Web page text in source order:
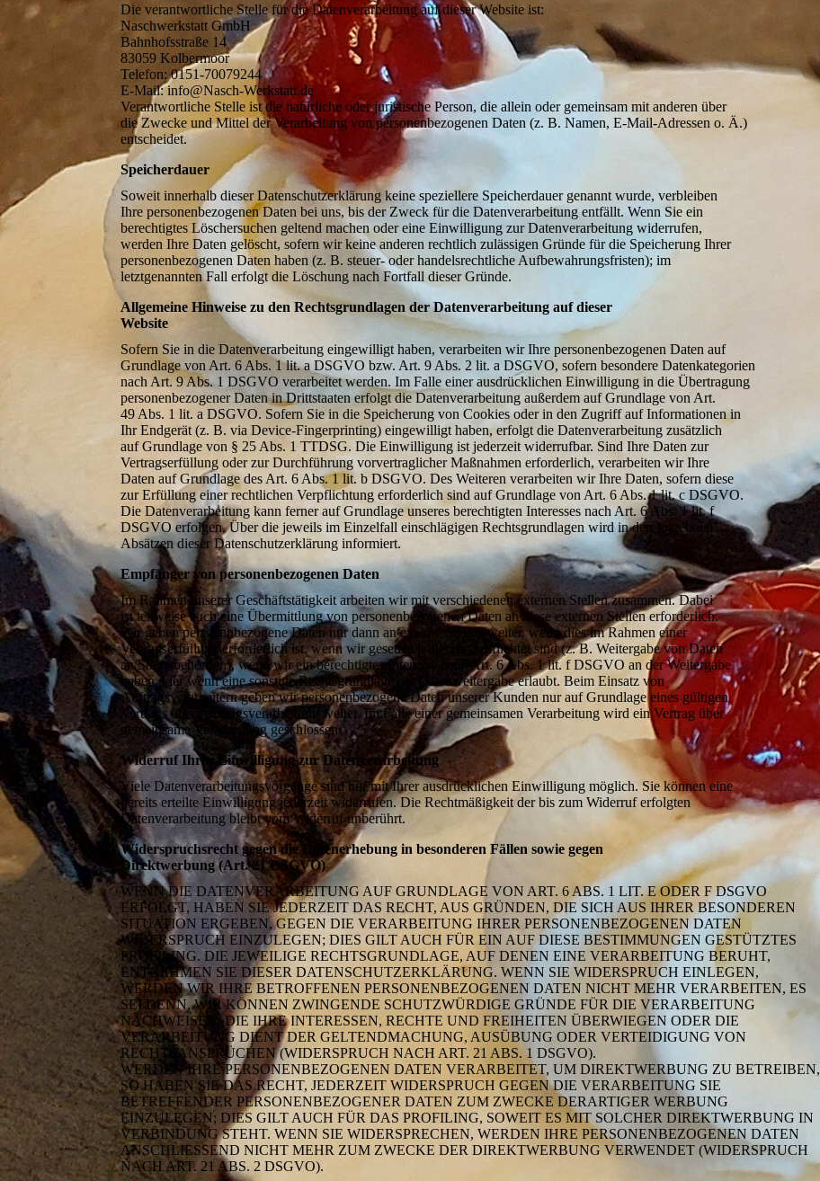
Die verantwortliche Stelle für die Datenverarbeitung auf dieser Website ist:
Naschwerkstatt GmbH
Bahnhofsstraße 14
83059 Kolbermoor
Telefon: 0151-70079244
E-Mail: info@Nasch-Werkstatt.de
Verantwortliche Stelle ist die natürliche oder juristische Person, die allein oder gemeinsam mit anderen über
die Zwecke und Mittel der Verarbeitung von personenbezogenen Daten (z. B. Namen, E-Mail-Adressen o. Ä.)
entscheidet.
Speicherdauer
Soweit innerhalb dieser Datenschutzerklärung keine speziellere Speicherdauer genannt wurde, verbleiben
Ihre personenbezogenen Daten bei uns, bis der Zweck für die Datenverarbeitung entfällt. Wenn Sie ein
berechtigtes Löschersuchen geltend machen oder eine Einwilligung zur Datenverarbeitung widerrufen,
werden Ihre Daten gelöscht, sofern wir keine anderen rechtlich zulässigen Gründe für die Speicherung Ihrer
personenbezogenen Daten haben (z. B. steuer- oder handelsrechtliche Aufbewahrungsfristen); im
letztgenannten Fall erfolgt die Löschung nach Fortfall dieser Gründe.
Allgemeine Hinweise zu den Rechtsgrundlagen der Datenverarbeitung auf dieser
Website
Sofern Sie in die Datenverarbeitung eingewilligt haben, verarbeiten wir Ihre personenbezogenen Daten auf
Grundlage von Art. 6 Abs. 1 lit. a DSGVO bzw. Art. 9 Abs. 2 lit. a DSGVO, sofern besondere Datenkategorien
nach Art. 9 Abs. 1 DSGVO verarbeitet werden. Im Falle einer ausdrücklichen Einwilligung in die Übertragung
personenbezogener Daten in Drittstaaten erfolgt die Datenverarbeitung außerdem auf Grundlage von Art.
49 Abs. 1 lit. a DSGVO. Sofern Sie in die Speicherung von Cookies oder in den Zugriff auf Informationen in
Ihr Endgerät (z. B. via Device-Fingerprinting) eingewilligt haben, erfolgt die Datenverarbeitung zusätzlich
auf Grundlage von § 25 Abs. 1 TTDSG. Die Einwilligung ist jederzeit widerrufbar. Sind Ihre Daten zur
Vertragserfüllung oder zur Durchführung vorvertraglicher Maßnahmen erforderlich, verarbeiten wir Ihre
Daten auf Grundlage des Art. 6 Abs. 1 lit. b DSGVO. Des Weiteren verarbeiten wir Ihre Daten, sofern diese
zur Erfüllung einer rechtlichen Verpflichtung erforderlich sind auf Grundlage von Art. 6 Abs. 1 lit. c DSGVO.
Die Datenverarbeitung kann ferner auf Grundlage unseres berechtigten Interesses nach Art. 6 Abs. 1 lit. f
DSGVO erfolgen. Über die jeweils im Einzelfall einschlägigen Rechtsgrundlagen wird in den folgenden
Absätzen dieser Datenschutzerklärung informiert.
Empfänger von personenbezogenen Daten
Im Rahmen unserer Geschäftstätigkeit arbeiten wir mit verschiedenen externen Stellen zusammen. Dabei
ist teilweise auch eine Übermittlung von personenbezogenen Daten an diese externen Stellen erforderlich.
Wir geben personenbezogene Daten nur dann an externe Stellen weiter, wenn dies im Rahmen einer
Vertragserfüllung erforderlich ist, wenn wir gesetzlich hierzu verpflichtet sind (z. B. Weitergabe von Daten
an Steuerbehörden), wenn wir ein berechtigtes Interesse nach Art. 6 Abs. 1 lit. f DSGVO an der Weitergabe
haben oder wenn eine sonstige Rechtsgrundlage die Datenweitergabe erlaubt. Beim Einsatz von
Auftragsverarbeitern geben wir personenbezogene Daten unserer Kunden nur auf Grundlage eines gültigen
Vertrags über Auftragsverarbeitung weiter. Im Falle einer gemeinsamen Verarbeitung wird ein Vertrag über
gemeinsame Verarbeitung geschlossen.
Widerruf Ihrer Einwilligung zur Datenverarbeitung
Viele Datenverarbeitungsvorgänge sind nur mit Ihrer ausdrücklichen Einwilligung möglich. Sie können eine
bereits erteilte Einwilligung jederzeit widerrufen. Die Rechtmäßigkeit der bis zum Widerruf erfolgten
Datenverarbeitung bleibt vom Widerruf unberührt.
Widerspruchsrecht gegen die Datenerhebung in besonderen Fällen sowie gegen
Direktwerbung (Art. 21 DSGVO)
WENN DIE DATENVERARBEITUNG AUF GRUNDLAGE VON ART. 6 ABS. 1 LIT. E ODER F DSGVO
ERFOLGT, HABEN SIE JEDERZEIT DAS RECHT, AUS GRÜNDEN, DIE SICH AUS IHRER BESONDEREN
SITUATION ERGEBEN, GEGEN DIE VERARBEITUNG IHRER PERSONENBEZOGENEN DATEN
WIDERSPRUCH EINZULEGEN; DIES GILT AUCH FÜR EIN AUF DIESE BESTIMMUNGEN GESTÜTZTES
PROFILING. DIE JEWEILIGE RECHTSGRUNDLAGE, AUF DENEN EINE VERARBEITUNG BERUHT,
ENTNEHMEN SIE DIESER DATENSCHUTZERKLÄRUNG. WENN SIE WIDERSPRUCH EINLEGEN,
WERDEN WIR IHRE BETROFFENEN PERSONENBEZOGENEN DATEN NICHT MEHR VERARBEITEN, ES
SEI DENN, WIR KÖNNEN ZWINGENDE SCHUTZWÜRDIGE GRÜNDE FÜR DIE VERARBEITUNG
NACHWEISEN, DIE IHRE INTERESSEN, RECHTE UND FREIHEITEN ÜBERWIEGEN ODER DIE
VERARBEITUNG DIENT DER GELTENDMACHUNG, AUSÜBUNG ODER VERTEIDIGUNG VON
RECHTSANSPRÜCHEN (WIDERSPRUCH NACH ART. 21 ABS. 1 DSGVO).
WERDEN IHRE PERSONENBEZOGENEN DATEN VERARBEITET, UM DIREKTWERBUNG ZU BETREIBEN,
SO HABEN SIE DAS RECHT, JEDERZEIT WIDERSPRUCH GEGEN DIE VERARBEITUNG SIE
BETREFFENDER PERSONENBEZOGENER DATEN ZUM ZWECKE DERARTIGER WERBUNG
EINZULEGEN; DIES GILT AUCH FÜR DAS PROFILING, SOWEIT ES MIT SOLCHER DIREKTWERBUNG IN
VERBINDUNG STEHT. WENN SIE WIDERSPRECHEN, WERDEN IHRE PERSONENBEZOGENEN DATEN
ANSCHLIESSEND NICHT MEHR ZUM ZWECKE DER DIREKTWERBUNG VERWENDET (WIDERSPRUCH
NACH ART. 21 ABS. 2 DSGVO).